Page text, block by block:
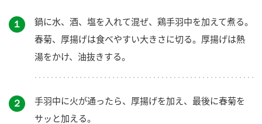
１
鍋に水、酒、塩を入れて混ぜ、鶏手羽中を加えて煮る。
春菊、厚揚げは食べやすい大きさに切る。厚揚げは熱
湯をかけ、油抜きする。
２
手羽中に火が通ったら、厚揚げを加え、最後に春菊を
サッと加える。